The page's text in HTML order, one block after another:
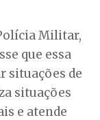
Militar,
que essa
situações de
situações
e atende